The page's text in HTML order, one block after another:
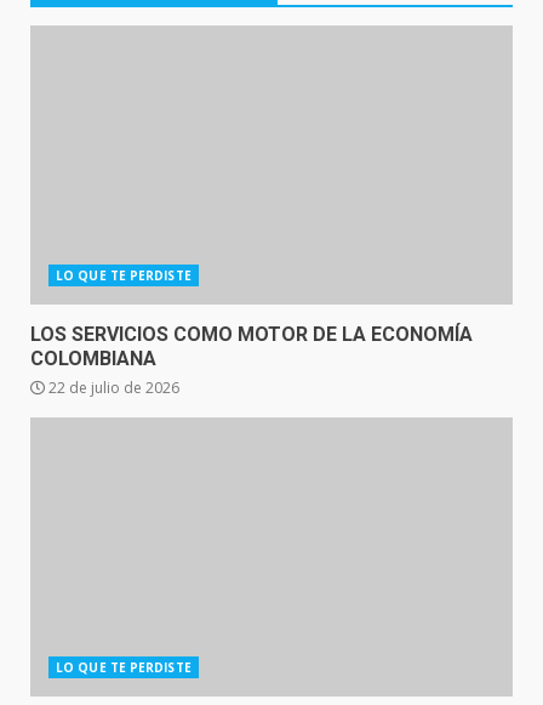
LO QUE TE PERDISTE
LOS SERVICIOS COMO MOTOR DE LA ECONOMÍA
COLOMBIANA
22 de julio de 2026
LO QUE TE PERDISTE